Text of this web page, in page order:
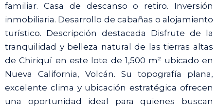
familiar. Casa de descanso o retiro. Inversión
inmobiliaria. Desarrollo de cabañas o alojamiento
turístico. Descripción destacada Disfrute de la
tranquilidad y belleza natural de las tierras altas
de Chiriquí en este lote de 1,500 m² ubicado en
Nueva California, Volcán. Su topografía plana,
excelente clima y ubicación estratégica ofrecen
una oportunidad ideal para quienes buscan